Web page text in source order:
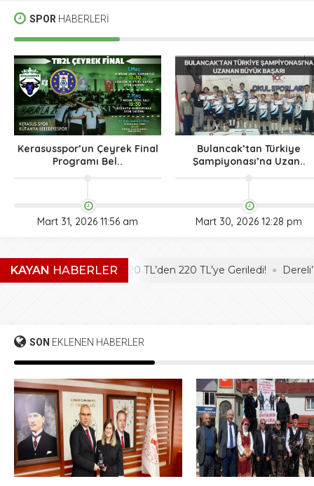
SPOR HABERLERİ
Kerasusspor’un Çeyrek Final
Programı Bel..
Mart 31, 2026 11:56 am
Bulancak’tan Türkiye
Şampiyonası’na Uzan..
Mart 30, 2026 12:28 pm
KAYAN HABERLER
Fındık Fiyatı 320 TL’den 220 TL’ye Geriledi! Dereli’de
SON EKLENEN HABERLER